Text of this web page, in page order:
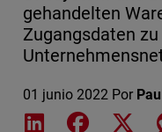
gehandelten
Zugangsdaten zu
01 junio 2022 Por
Share on LinkedIn
Share on